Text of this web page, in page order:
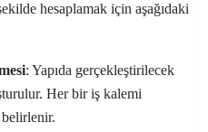
hesaplamak için aşağıdaki
: Yapıda gerçekleştirilecek
Her bir iş kalemi
belirlenir.